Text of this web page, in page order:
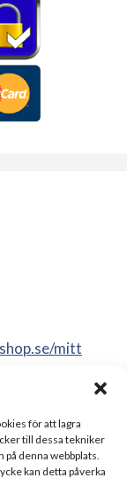
för att lagra
till dessa tekniker
denna webbplats.
kan detta påverka
mitt